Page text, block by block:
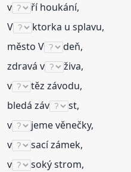
v
ří houkání,
V
ktorka u splavu,
město V
deň,
zdravá v
živa,
v
těz závodu,
bledá záv
st,
v
jeme věnečky,
v
sací zámek,
v
soký strom,